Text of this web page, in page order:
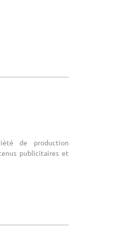
de production
publicitaires et